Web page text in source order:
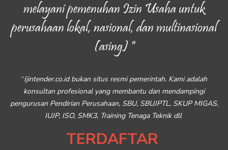
melayani pemenuhan Izin Usaha untuk
perusahaan lokal, nasional, dan multinasional
(asing) "
“Ijintender.co.id bukan situs resmi pemerintah. Kami adalah
konsultan profesional yang membantu dan mendampingi
pengurusan Pendirian Perusahaan, SBU, SBUJPTL, SKUP MIGAS,
IUJP, ISO, SMK3, Training Tenaga Teknik dll
TERDAFTAR